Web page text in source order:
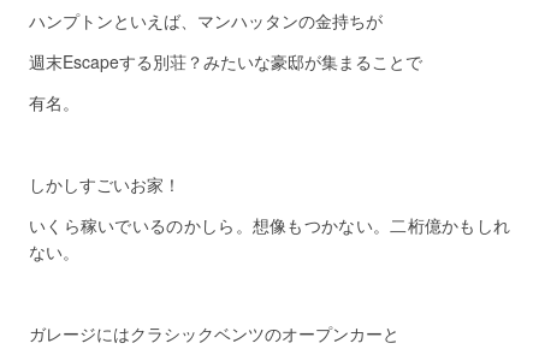
ハンプトンといえば、マンハッタンの金持ちが
週末Escapeする別荘？みたいな豪邸が集まることで
有名。
しかしすごいお家！
いくら稼いでいるのかしら。想像もつかない。二桁億かもしれ
ない。
ガレージにはクラシックベンツのオープンカーと